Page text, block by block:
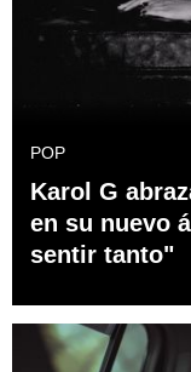
POP
Karol G
en su nuevo
sentir tanto"